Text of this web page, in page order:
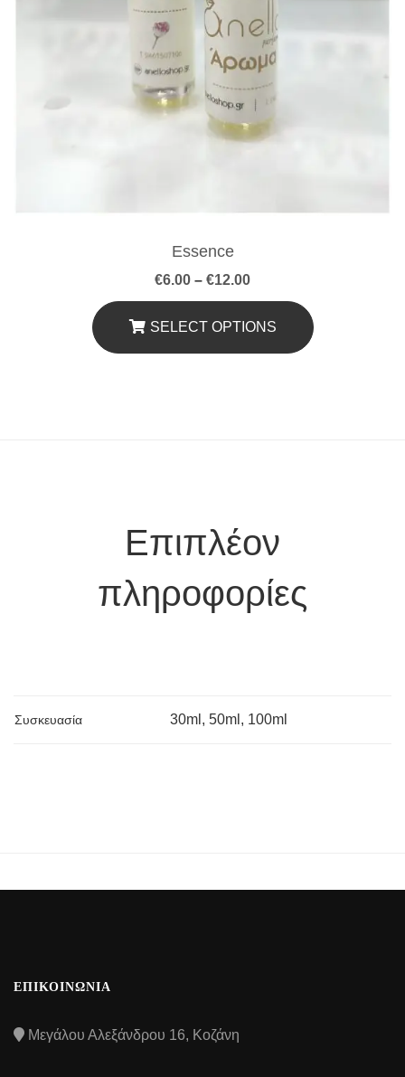
Essence
€6.00 – €12.00Price
through
€12.00
SELECT OPTIONS
Επιπλέον
πληροφορίες
Συσκευασία 30ml, 50ml, 100ml
ΕΠΙΚΟΙΝΩΝΙΑ
Μεγάλου Αλεξάνδρου 16, Κοζάνη